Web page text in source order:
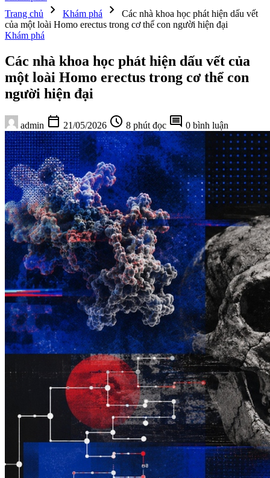
Trang chủ chevron_right Khám phá chevron_right
Các nhà khoa học phát hiện dấu vết
của một loài Homo erectus trong cơ thể con người hiện đại
Khám phá
Các nhà khoa học phát hiện dấu vết của
một loài Homo erectus trong cơ thể con
người hiện đại
admin calendar_today 21/05/2026 schedule 8 phút đọc comment 0 bình luận